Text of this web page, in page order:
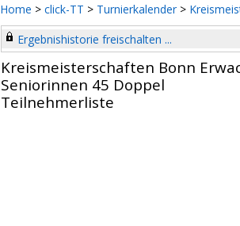
Home > click-TT > Turnierkalender >
Ergebnishistorie freischalten ...
Kreismeisterschaften Bonn
Seniorinnen 45 Doppel
Teilnehmerliste